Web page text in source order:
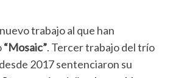
trabajo al que han
“Mosaic”. Tercer trabajo del trío
2017 sentenciaron su